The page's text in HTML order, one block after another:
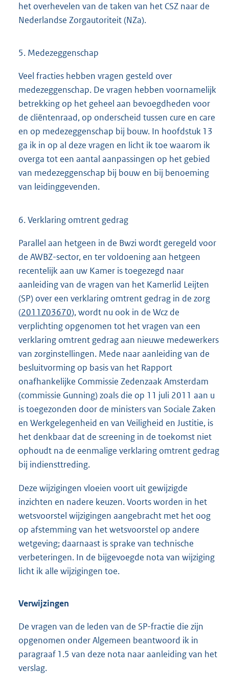
het overhevelen van de taken van het CSZ naar de
Nederlandse Zorgautoriteit (NZa).
5. Medezeggenschap
Veel fracties hebben vragen gesteld over
medezeggenschap. De vragen hebben voornamelijk
betrekking op het geheel aan bevoegdheden voor
de cliëntenraad, op onderscheid tussen cure en care
en op medezeggenschap bij bouw. In hoofdstuk 13
ga ik in op al deze vragen en licht ik toe waarom ik
overga tot een aantal aanpassingen op het gebied
van medezeggenschap bij bouw en bij benoeming
van leidinggevenden.
6. Verklaring omtrent gedrag
Parallel aan hetgeen in de Bwzi wordt geregeld voor
de AWBZ-sector, en ter voldoening aan hetgeen
recentelijk aan uw Kamer is toegezegd naar
aanleiding van de vragen van het Kamerlid Leijten
(SP) over een verklaring omtrent gedrag in de zorg
(2011Z03670), wordt nu ook in de Wcz de
verplichting opgenomen tot het vragen van een
verklaring omtrent gedrag aan nieuwe medewerkers
van zorginstellingen. Mede naar aanleiding van de
besluitvorming op basis van het Rapport
onafhankelijke Commissie Zedenzaak Amsterdam
(commissie Gunning) zoals die op 11 juli 2011 aan u
is toegezonden door de ministers van Sociale Zaken
en Werkgelegenheid en van Veiligheid en Justitie, is
het denkbaar dat de screening in de toekomst niet
ophoudt na de eenmalige verklaring omtrent gedrag
bij indiensttreding.
Deze wijzigingen vloeien voort uit gewijzigde
inzichten en nadere keuzen. Voorts worden in het
wetsvoorstel wijzigingen aangebracht met het oog
op afstemming van het wetsvoorstel op andere
wetgeving; daarnaast is sprake van technische
verbeteringen. In de bijgevoegde nota van wijziging
licht ik alle wijzigingen toe.
Verwijzingen
De vragen van de leden van de SP-fractie die zijn
opgenomen onder Algemeen beantwoord ik in
paragraaf 1.5 van deze nota naar aanleiding van het
verslag.